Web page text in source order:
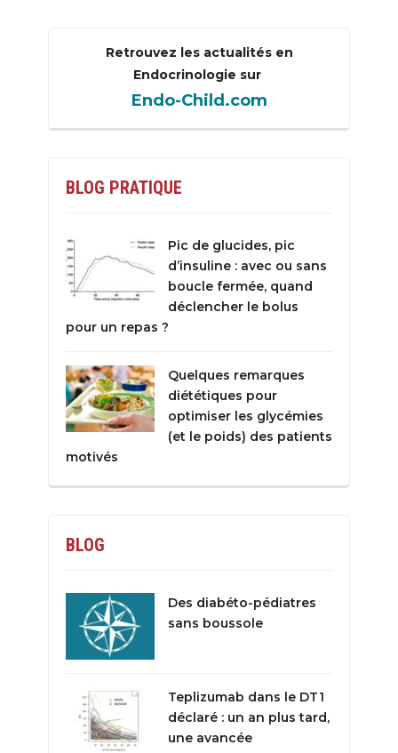
Retrouvez les actualités en
Endocrinologie sur
Endo-Child.com
BLOG PRATIQUE
Pic de glucides, pic
d’insuline : avec ou sans
boucle fermée, quand
déclencher le bolus
pour un repas ?
Quelques remarques
diététiques pour
optimiser les glycémies
(et le poids) des patients
motivés
BLOG
Des diabéto-pédiatres
sans boussole
Teplizumab dans le DT1
déclaré : un an plus tard,
une avancée